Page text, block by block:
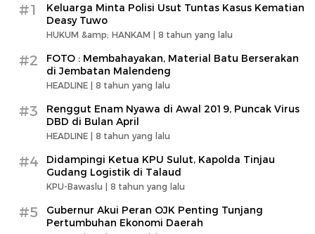
#1
Keluarga Minta Polisi Usut Tuntas Kasus Kematian
Deasy Tuwo
HUKUM &amp; HANKAM | 8 tahun yang lalu
#2
FOTO : Membahayakan, Material Batu Berserakan
di Jembatan Malendeng
HEADLINE | 8 tahun yang lalu
#3
Renggut Enam Nyawa di Awal 2019, Puncak Virus
DBD di Bulan April
HEADLINE | 8 tahun yang lalu
#4
Didampingi Ketua KPU Sulut, Kapolda Tinjau
Gudang Logistik di Talaud
KPU-Bawaslu | 8 tahun yang lalu
#5
Gubernur Akui Peran OJK Penting Tunjang
Pertumbuhan Ekonomi Daerah